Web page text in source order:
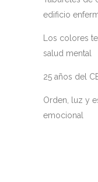
edificio
Los colores
salud mental
25 años del
Orden, luz y
emocional